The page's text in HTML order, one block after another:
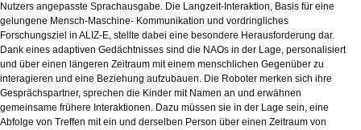
Nutzers angepasste Sprachausgabe. Die Langzeit-Interaktion, Basis für eine
gelungene Mensch-Maschine- Kommunikation und vordringliches
Forschungsziel in ALIZ-E, stellte dabei eine besondere Herausforderung dar.
Dank eines adaptiven Gedächtnisses sind die NAOs in der Lage, personalisiert
und über einen längeren Zeitraum mit einem menschlichen Gegenüber zu
interagieren und eine Beziehung aufzubauen. Die Roboter merken sich ihre
Gesprächspartner, sprechen die Kinder mit Namen an und erwähnen
gemeinsame frühere Interaktionen. Dazu müssen sie in der Lage sein, eine
Abfolge von Treffen mit ein und derselben Person über einen Zeitraum von